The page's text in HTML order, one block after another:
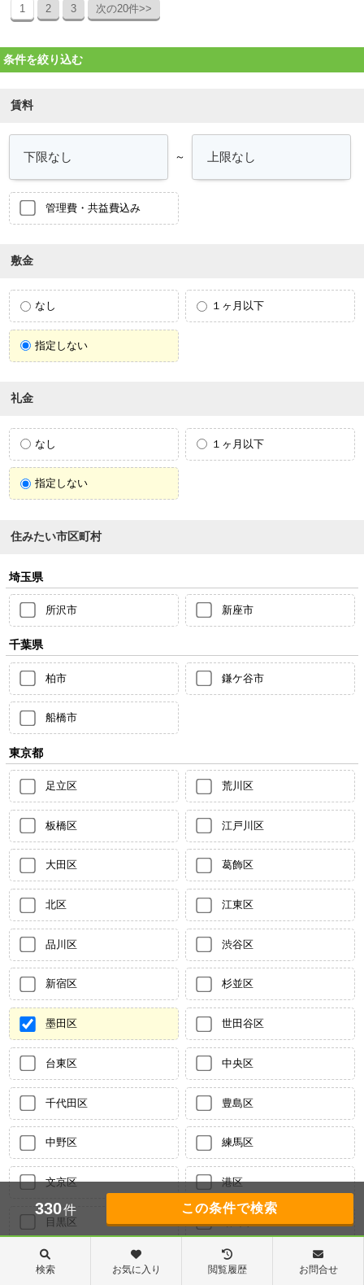
1 2 3 次の20件>>
条件を絞り込む
賃料
～
管理費・共益費込み
敷金
なし １ヶ月以下
指定しない
礼金
なし １ヶ月以下
指定しない
住みたい市区町村
埼玉県
所沢市 新座市
千葉県
柏市 鎌ケ谷市
船橋市
東京都
足立区 荒川区
板橋区 江戸川区
大田区 葛飾区
北区 江東区
品川区 渋谷区
新宿区 杉並区
墨田区 世田谷区
台東区 中央区
千代田区 豊島区
中野区 練馬区
文京区 港区
目黒区 昭島市
あきる野市 稲城市
330件
検索 お気に入り 閲覧履歴 お問合せ